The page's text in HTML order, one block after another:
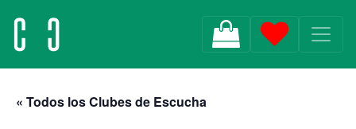
MAIN NAVIGATION
« Todos los Clubes de Escucha